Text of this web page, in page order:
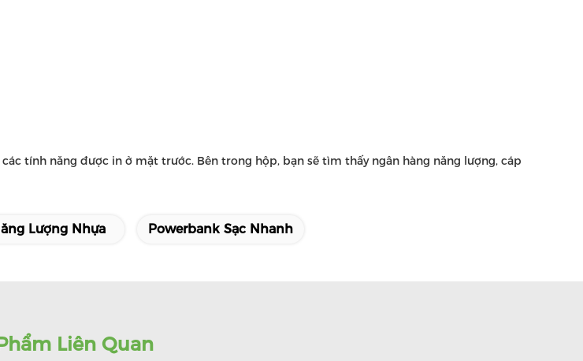
tính năng được in ở mặt trước. Bên trong hộp, bạn sẽ tìm thấy ngân hàng năng lượng, cáp
Lượng Nhựa Powerbank Sạc Nhanh
Liên Quan